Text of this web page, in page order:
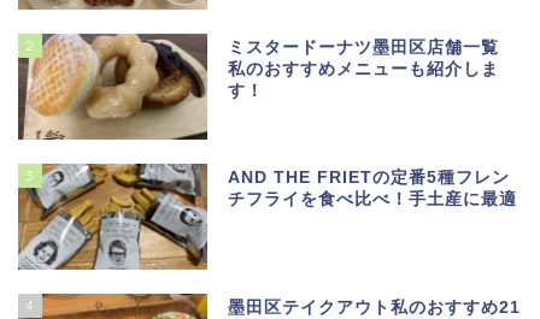
2
ミスタードーナツ墨田区店舗一覧
私のおすすめメニューも紹介しま
す！
3
AND THE FRIETの定番5種フレン
チフライを食べ比べ！手土産に最適
4
墨田区テイクアウト私のおすすめ21